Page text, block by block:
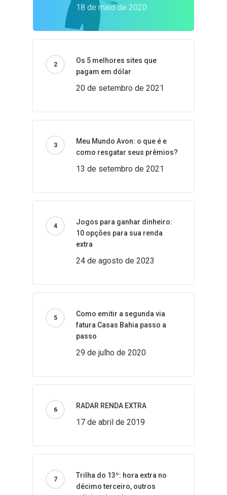
18 de maio de 2020
Os 5 melhores sites que
pagam em dólar
20 de setembro de 2021
Meu Mundo Avon: o que é e
como resgatar seus prêmios?
13 de setembro de 2021
Jogos para ganhar dinheiro:
10 opções para sua renda
extra
24 de agosto de 2023
Como emitir a segunda via
fatura Casas Bahia passo a
passo
29 de julho de 2020
RADAR RENDA EXTRA
17 de abril de 2019
Trilha do 13º: hora extra no
décimo terceiro, outros